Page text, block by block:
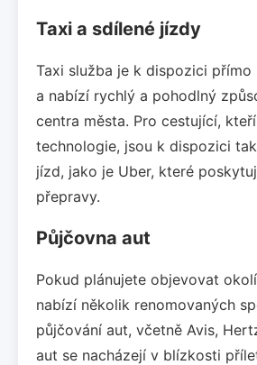
Taxi a sdílené jízdy
Taxi služba je k dispozici
a nabízí rychlý a pohodlný
centra města. Pro cestující,
technologie, jsou k dispozici
jízd, jako je Uber, které
přepravy.
Půjčovna aut
Pokud plánujete objevovat
nabízí několik renomovaných
půjčování aut, včetně Avis,
aut se nacházejí v blízkosti